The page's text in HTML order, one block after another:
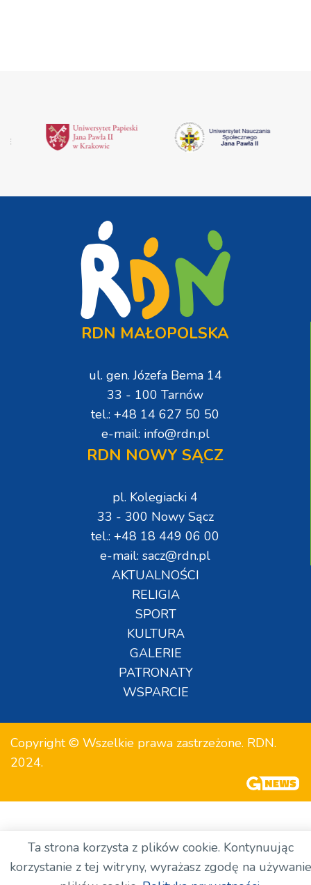
RDN MAŁOPOLSKA
ul. gen. Józefa Bema 14
33 - 100 Tarnów
tel.: +48 14 627 50 50
e-mail: info@rdn.pl
RDN NOWY SĄCZ
pl. Kolegiacki 4
33 - 300 Nowy Sącz
tel.: +48 18 449 06 00
e-mail: sacz@rdn.pl
AKTUALNOŚCI
RELIGIA
SPORT
KULTURA
GALERIE
PATRONATY
WSPARCIE
Copyright © Wszelkie prawa zastrzeżone. RDN.
2024.
Ta strona korzysta z plików cookie. Kontynuując
korzystanie z tej witryny, wyrażasz zgodę na używanie